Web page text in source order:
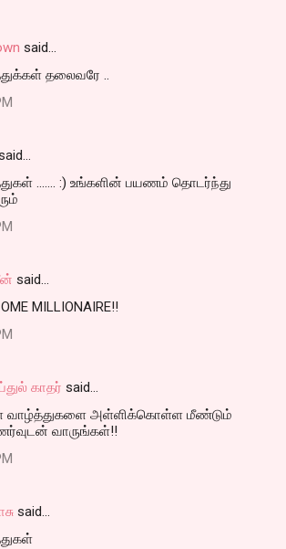
said…
தலைவரே ..
....... :) உங்களின் பயணம் தொடர்ந்து
said…
MILLIONAIRE!!
காதர் said…
வாழ்த்துகளை அள்ளிக்கொள்ள மீண்டும்
வாருங்கள்!!
said…